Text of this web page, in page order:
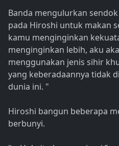
Banda mengulurkan
pada Hiroshi untuk makan
kamu menginginkan
menginginkan lebih, aku
menggunakan jenis sihir
yang keberadaannya tidak
dunia ini. "
Hiroshi bangun beberapa
berbunyi.